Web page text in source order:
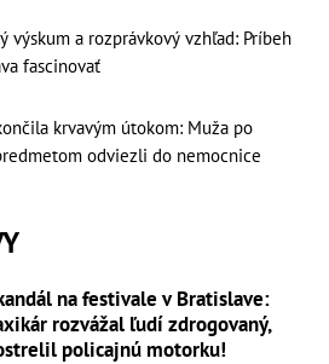
výskum a rozprávkový vzhľad: Príbeh
fascinovať
krvavým útokom: Muža po
odviezli do nemocnice
na festivale v Bratislave:
rozvážal ľudí zdrogovaný,
policajnú motorku!